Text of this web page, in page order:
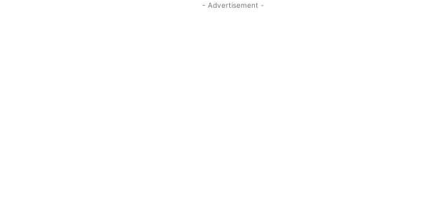
- Advertisement -